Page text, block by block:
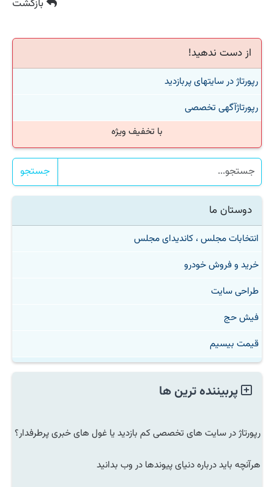
بازگشت
از دست ندهید!
رپورتاژ در سایتهای پربازدید
رپورتاژآگهی تخصصی
با تخفیف ویژه
جستجو
دوستان ما
انتخابات مجلس ، کاندیدای مجلس
خرید و فروش خودرو
طراحی سایت
فیش حج
قیمت بیسیم
پربیننده ترین ها
رپورتاژ در سایت های تخصصی کم بازدید یا غول های خبری پرطرفدار؟
هرآنچه باید درباره دنیای پیوندها در وب بدانید